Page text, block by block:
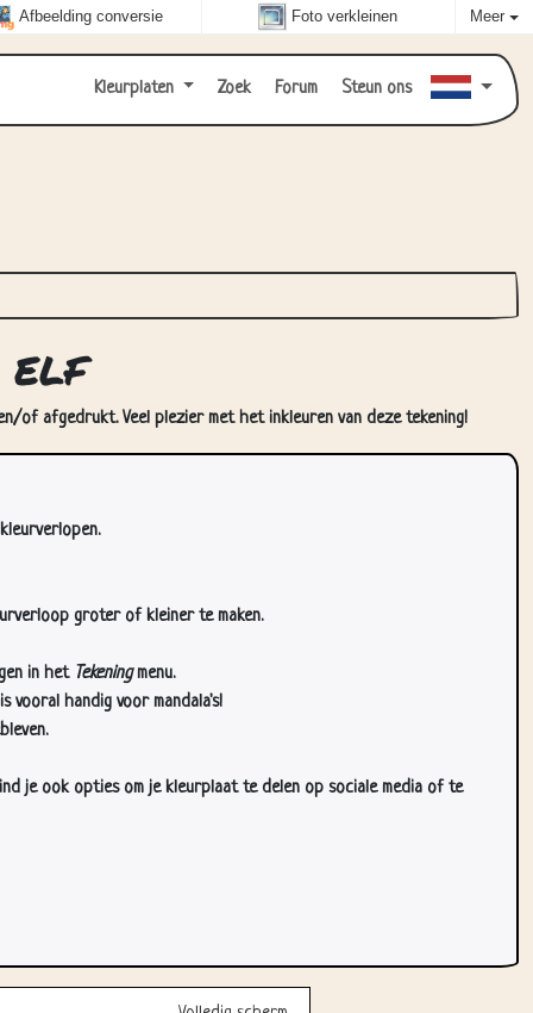
Afbeelding conversie Foto verkleinen Meer
Kleurplaten Zoek Forum Steun ons
elf
of afgedrukt. Veel plezier met het inkleuren van deze tekening!
groter of kleiner te maken.
in het Tekeningmenu.
vooral handig voor mandala's!
je ook opties om je kleurplaat te delen op sociale media of te